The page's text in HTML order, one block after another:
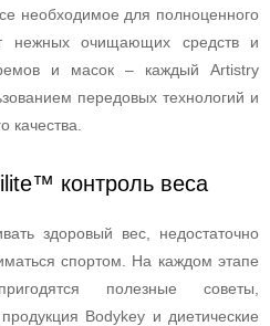
необходимое для полноценного
нежных очищающих средств и
и масок – каждый Artistry
передовых технологий и
качества.
контроль веса
здоровый вес, недостаточно
спортом. На каждом этапе
полезные советы,
Bodykey и диетические